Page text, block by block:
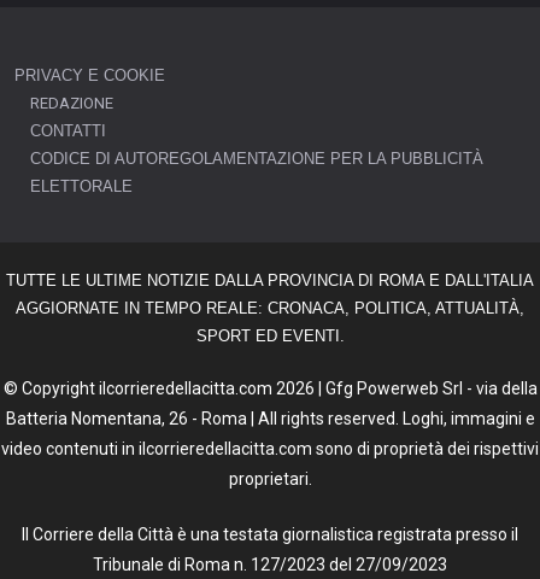
PRIVACY E COOKIE
REDAZIONE
CONTATTI
CODICE DI AUTOREGOLAMENTAZIONE PER LA PUBBLICITÀ
ELETTORALE
TUTTE LE ULTIME NOTIZIE DALLA PROVINCIA DI ROMA E DALL'ITALIA
AGGIORNATE IN TEMPO REALE: CRONACA, POLITICA, ATTUALITÀ,
SPORT ED EVENTI.
© Copyright ilcorrieredellacitta.com 2026 | Gfg Powerweb Srl - via della
Batteria Nomentana, 26 - Roma | All rights reserved. Loghi, immagini e
video contenuti in ilcorrieredellacitta.com sono di proprietà dei rispettivi
proprietari.
Il Corriere della Città è una testata giornalistica registrata presso il
Tribunale di Roma n. 127/2023 del 27/09/2023